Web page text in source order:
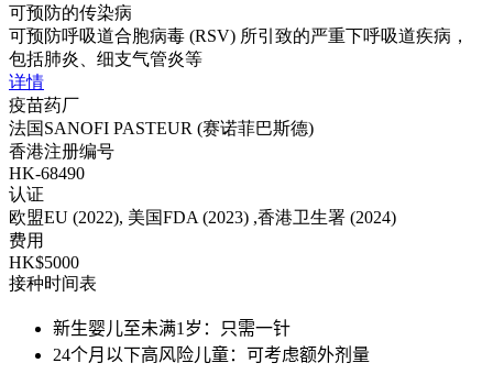
可预防的传染病
可预防呼吸道合胞病毒 (RSV) 所引致的严重下呼吸道疾病，
包括肺炎、细支气管炎等
详情
疫苗药厂
法国SANOFI PASTEUR (赛诺菲巴斯德)
香港注册编号
HK-68490
认证
欧盟EU (2022), 美国FDA (2023) ,香港卫生署 (2024)
费用
HK$5000
接种时间表
新生婴儿至未满1岁：只需一针
24个月以下高风险儿童：可考虑额外剂量